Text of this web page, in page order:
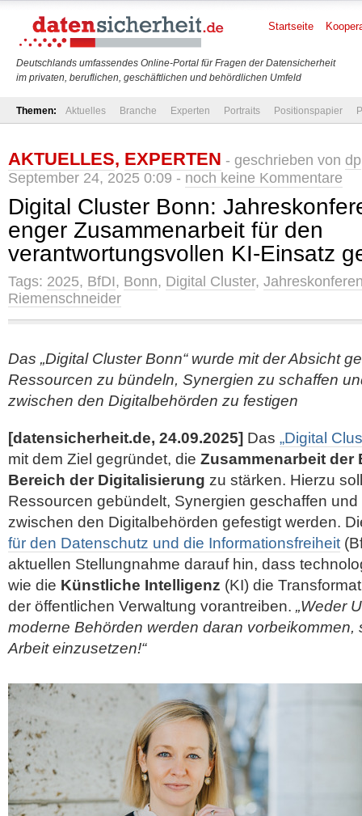
Deutschlands umfassendes Online-Portal für Fragen der Datensicherheit
im privaten, beruflichen, geschäftlichen und behördlichen Umfeld
Startseite
Themen: Aktuelles Branche Experten Portraits Positionspapier
AKTUELLES, EXPERTEN - geschrieben von dp
September 24, 2025 0:09 - noch keine Kommentare
Digital Cluster Bonn:
enger Zusammenarbeit für den
verantwortungsvollen KI-Einsatz
Tags: 2025, BfDI, Bonn, Digital Cluster,
Riemenschneider
Das „Digital Cluster Bonn“ wurde mit der Absicht
Ressourcen zu bündeln, Synergien zu schaffen
zwischen den Digitalbehörden zu festigen
[datensicherheit.de, 24.09.2025] Das „Digital
mit dem Ziel gegründet, die Zusammenarbeit der
Bereich der Digitalisierung zu stärken. Hierzu
Ressourcen gebündelt, Synergien geschaffen
zwischen den Digitalbehörden gefestigt werden.
für den Datenschutz und die Informationsfreiheit
aktuellen Stellungnahme darauf hin, dass
wie die Künstliche Intelligenz (KI) die
der öffentlichen Verwaltung vorantreiben. „Weder
moderne Behörden werden daran vorbeikommen,
Arbeit einzusetzen!“